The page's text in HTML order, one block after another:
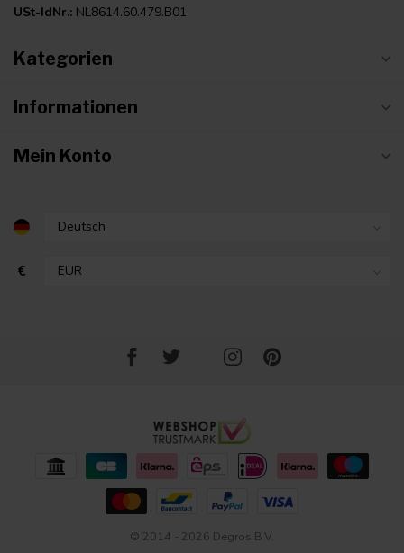
USt-IdNr.: NL8614.60.479.B01
Kategorien
Informationen
Mein Konto
€
© 2014 - 2026 Degros B.V.